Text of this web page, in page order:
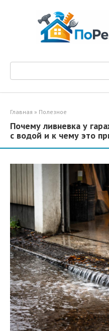
Поиск:
Главная » Полезное
Почему ливневка у
с водой и к чему это